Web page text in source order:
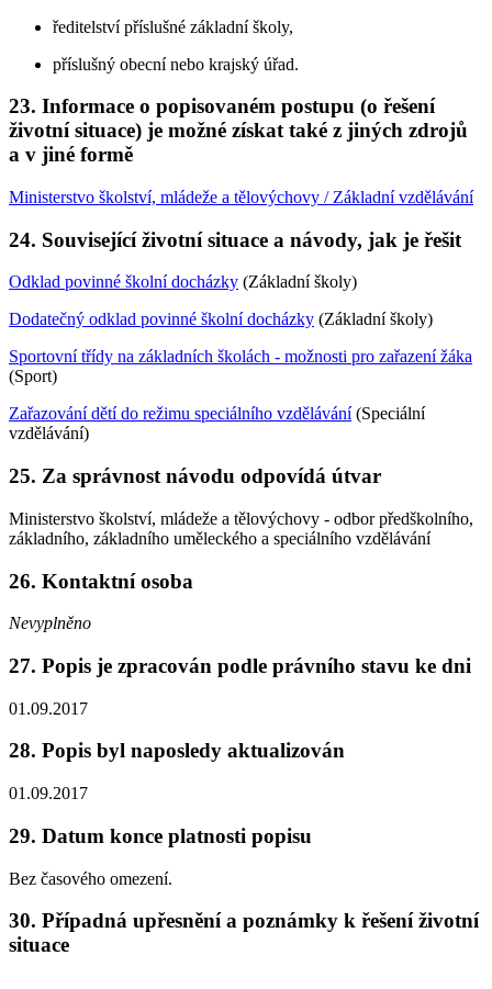
ředitelství příslušné základní školy,
příslušný obecní nebo krajský úřad.
23. Informace o popisovaném postupu (o řešení
životní situace) je možné získat také z jiných zdrojů
a v jiné formě
Ministerstvo školství, mládeže a tělovýchovy / Základní vzdělávání
24. Související životní situace a návody, jak je řešit
Odklad povinné školní docházky (Základní školy)
Dodatečný odklad povinné školní docházky (Základní školy)
Sportovní třídy na základních školách - možnosti pro zařazení žáka
(Sport)
Zařazování dětí do režimu speciálního vzdělávání(Speciální
vzdělávání)
25. Za správnost návodu odpovídá útvar
Ministerstvo školství, mládeže a tělovýchovy - odbor předškolního,
základního, základního uměleckého a speciálního vzdělávání
26. Kontaktní osoba
Nevyplněno
27. Popis je zpracován podle právního stavu ke dni
01.09.2017
28. Popis byl naposledy aktualizován
01.09.2017
29. Datum konce platnosti popisu
Bez časového omezení.
30. Případná upřesnění a poznámky k řešení životní
situace